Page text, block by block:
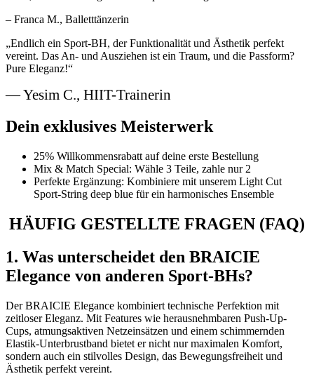
– Franca M., Balletttänzerin
„Endlich ein Sport-BH, der Funktionalität und Ästhetik perfekt
vereint. Das An- und Ausziehen ist ein Traum, und die Passform?
Pure Eleganz!“
— Yesim C., HIIT-Trainerin
Dein exklusives Meisterwerk
25% Willkommensrabatt auf deine erste Bestellung
Mix & Match Special: Wähle 3 Teile, zahle nur 2
Perfekte Ergänzung: Kombiniere mit unserem Light Cut
Sport-String deep blue für ein harmonisches Ensemble
HÄUFIG GESTELLTE FRAGEN (FAQ)
1. Was unterscheidet den BRAICIE
Elegance von anderen Sport-BHs?
Der BRAICIE Elegance kombiniert technische Perfektion mit
zeitloser Eleganz. Mit Features wie herausnehmbaren Push-Up-
Cups, atmungsaktiven Netzeinsätzen und einem schimmernden
Elastik-Unterbrustband bietet er nicht nur maximalen Komfort,
sondern auch ein stilvolles Design, das Bewegungsfreiheit und
Ästhetik perfekt vereint.